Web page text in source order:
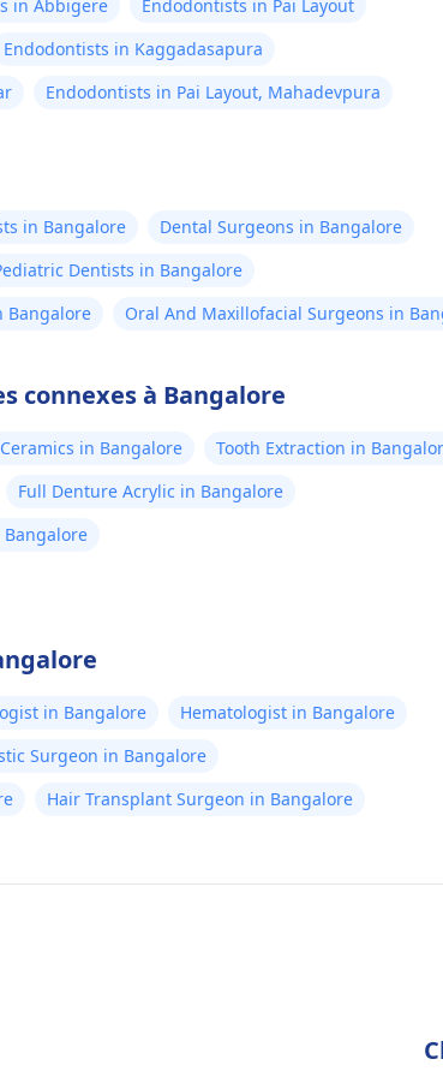
in Abbigere
Endodontists in Pai Layout
Endodontists in Kaggadasapura
Endodontists in Pai Layout, Mahadevpura
in Bangalore
Dental Surgeons in Bangalore
Dentists in Bangalore
Bangalore Oral And Maxillofacial Surgeons in
connexes à Bangalore
in Bangalore
Tooth Extraction in
Full Denture Acrylic in Bangalore
in Bangalore
Hematologist in Bangalore
Surgeon in Bangalore
Hair Transplant Surgeon in Bangalore